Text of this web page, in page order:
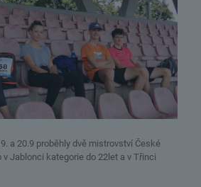
a 20.9 proběhly dvě mistrovství České
v Jablonci kategorie do 22let a v Třinci